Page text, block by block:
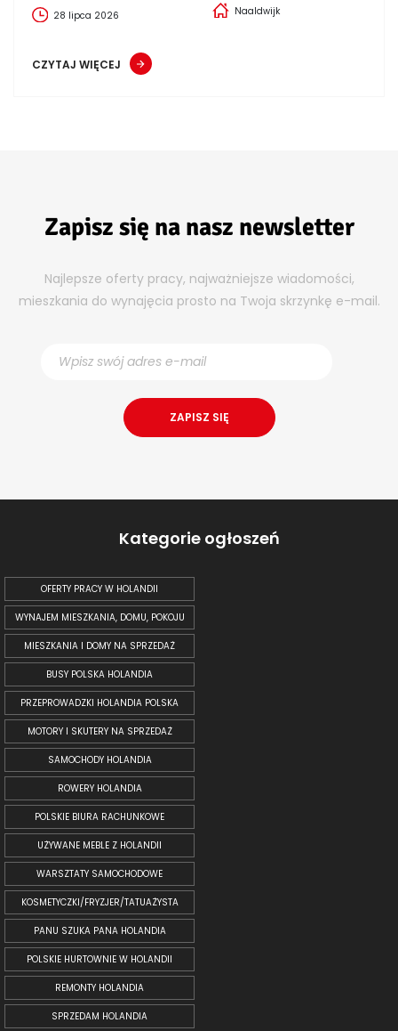
28 lipca 2026 Naaldwijk
CZYTAJ WIĘCEJ
Zapisz się na nasz newsletter
Najlepsze oferty pracy, najważniejsze wiadomości,
mieszkania do wynajęcia prosto na Twoja skrzynkę e-mail.
Kategorie ogłoszeń
OFERTY PRACY W HOLANDII
WYNAJEM MIESZKANIA, DOMU, POKOJU
MIESZKANIA I DOMY NA SPRZEDAŻ
BUSY POLSKA HOLANDIA
PRZEPROWADZKI HOLANDIA POLSKA
MOTORY I SKUTERY NA SPRZEDAŻ
SAMOCHODY HOLANDIA
ROWERY HOLANDIA
POLSKIE BIURA RACHUNKOWE
UŻYWANE MEBLE Z HOLANDII
WARSZTATY SAMOCHODOWE
KOSMETYCZKI/FRYZJER/TATUAŻYSTA
PANU SZUKA PANA HOLANDIA
POLSKIE HURTOWNIE W HOLANDII
REMONTY HOLANDIA
SPRZEDAM HOLANDIA